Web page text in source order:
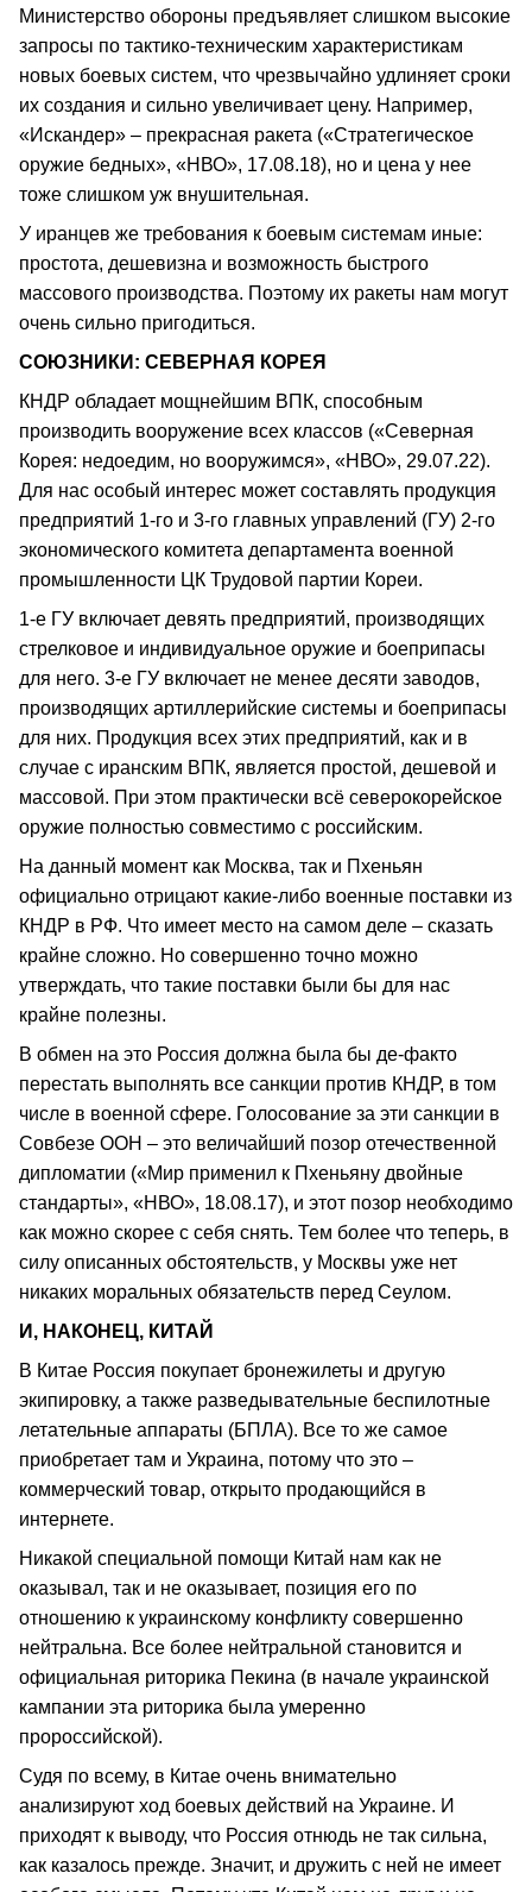
Министерство обороны предъявляет слишком высокие
запросы по тактико-техническим характеристикам
новых боевых систем, что чрезвычайно удлиняет сроки
их создания и сильно увеличивает цену. Например,
«Искандер» – прекрасная ракета («Стратегическое
оружие бедных», «НВО», 17.08.18), но и цена у нее
тоже слишком уж внушительная.
У иранцев же требования к боевым системам иные:
простота, дешевизна и возможность быстрого
массового производства. Поэтому их ракеты нам могут
очень сильно пригодиться.
СОЮЗНИКИ: СЕВЕРНАЯ КОРЕЯ
КНДР обладает мощнейшим ВПК, способным
производить вооружение всех классов («Северная
Корея: недоедим, но вооружимся», «НВО», 29.07.22).
Для нас особый интерес может составлять продукция
предприятий 1-го и 3-го главных управлений (ГУ) 2-го
экономического комитета департамента военной
промышленности ЦК Трудовой партии Кореи.
1-е ГУ включает девять предприятий, производящих
стрелковое и индивидуальное оружие и боеприпасы
для него. 3-е ГУ включает не менее десяти заводов,
производящих артиллерийские системы и боеприпасы
для них. Продукция всех этих предприятий, как и в
случае с иранским ВПК, является простой, дешевой и
массовой. При этом практически всё северокорейское
оружие полностью совместимо с российским.
На данный момент как Москва, так и Пхеньян
официально отрицают какие-либо военные поставки из
КНДР в РФ. Что имеет место на самом деле – сказать
крайне сложно. Но совершенно точно можно
утверждать, что такие поставки были бы для нас
крайне полезны.
В обмен на это Россия должна была бы де-факто
перестать выполнять все санкции против КНДР, в том
числе в военной сфере. Голосование за эти санкции в
Совбезе ООН – это величайший позор отечественной
дипломатии («Мир применил к Пхеньяну двойные
стандарты», «НВО», 18.08.17), и этот позор необходимо
как можно скорее с себя снять. Тем более что теперь, в
силу описанных обстоятельств, у Москвы уже нет
никаких моральных обязательств перед Сеулом.
И, НАКОНЕЦ, КИТАЙ
В Китае Россия покупает бронежилеты и другую
экипировку, а также разведывательные беспилотные
летательные аппараты (БПЛА). Все то же самое
приобретает там и Украина, потому что это –
коммерческий товар, открыто продающийся в
интернете.
Никакой специальной помощи Китай нам как не
оказывал, так и не оказывает, позиция его по
отношению к украинскому конфликту совершенно
нейтральна. Все более нейтральной становится и
официальная риторика Пекина (в начале украинской
кампании эта риторика была умеренно
пророссийской).
Судя по всему, в Китае очень внимательно
анализируют ход боевых действий на Украине. И
приходят к выводу, что Россия отнюдь не так сильна,
как казалось прежде. Значит, и дружить с ней не имеет